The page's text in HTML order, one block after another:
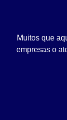
Muitos que
empresas o